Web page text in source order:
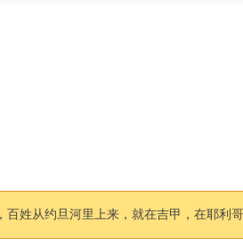
百姓从约旦河里上来，就在吉甲，在耶利